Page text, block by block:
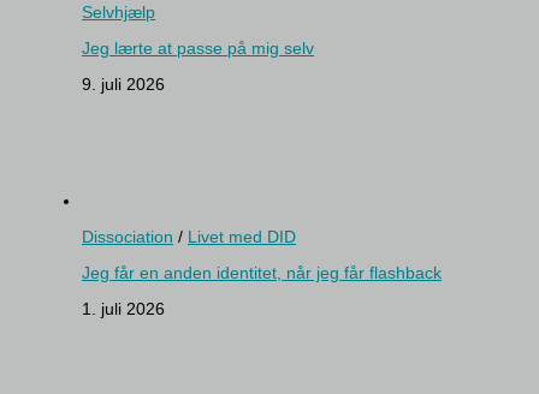
Selvhjælp
Jeg lærte at passe på mig selv
9. juli 2026
Dissociation / Livet med DID
Jeg får en anden identitet, når jeg får flashback
1. juli 2026